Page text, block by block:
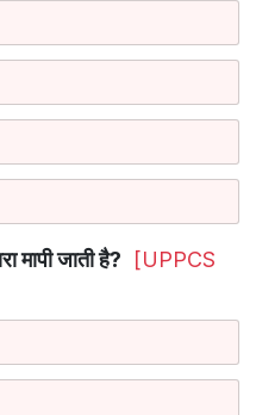
मापी जाती है?
[UPPCS